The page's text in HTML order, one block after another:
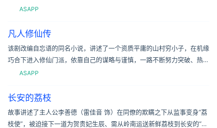
耳环》 ，自此开始演艺事业。2009年，参演革命历史剧《红色摇篮》
ASAPP
凡人修仙传
该剧改编自忘语的同名小说，讲述了一个资质平庸的山村穷小子，在机缘
巧合下进入修仙门派，依靠自己的谋略与谨慎，一路不断努力突破、热血
修仙的故事。演职人员导演：杨阳主演：杨洋 / 金晨 / 汪铎 / 赵小棠
ASAPP
长安的荔枝
故事讲述了主人公李善德（雷佳音 饰）在同僚的欺瞒之下从监事变身“荔
枝使”，被迫接下一道为贺贵妃生辰、需从岭南运送新鲜荔枝到长安的“死